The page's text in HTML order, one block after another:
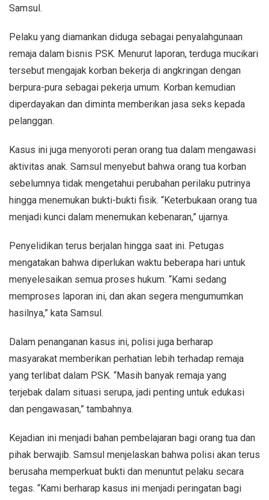
Samsul.
Pelaku yang diamankan diduga sebagai penyalahgunaan
remaja dalam bisnis PSK. Menurut laporan, terduga mucikari
tersebut mengajak korban bekerja di angkringan dengan
berpura-pura sebagai pekerja umum. Korban kemudian
diperdayakan dan diminta memberikan jasa seks kepada
pelanggan.
Kasus ini juga menyoroti peran orang tua dalam mengawasi
aktivitas anak. Samsul menyebut bahwa orang tua korban
sebelumnya tidak mengetahui perubahan perilaku putrinya
hingga menemukan bukti-bukti fisik. “Keterbukaan orang tua
menjadi kunci dalam menemukan kebenaran,” ujarnya.
Penyelidikan terus berjalan hingga saat ini. Petugas
mengatakan bahwa diperlukan waktu beberapa hari untuk
menyelesaikan semua proses hukum. “Kami sedang
memproses laporan ini, dan akan segera mengumumkan
hasilnya,” kata Samsul.
Dalam penanganan kasus ini, polisi juga berharap
masyarakat memberikan perhatian lebih terhadap remaja
yang terlibat dalam PSK. “Masih banyak remaja yang
terjebak dalam situasi serupa, jadi penting untuk edukasi
dan pengawasan,” tambahnya.
Kejadian ini menjadi bahan pembelajaran bagi orang tua dan
pihak berwajib. Samsul menjelaskan bahwa polisi akan terus
berusaha memperkuat bukti dan menuntut pelaku secara
tegas. “Kami berharap kasus ini menjadi peringatan bagi